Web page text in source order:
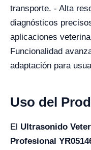
transporte. - Alta
diagnósticos
aplicaciones
Funcionalidad
adaptación para
Uso del
El Ultrasonido
Profesional